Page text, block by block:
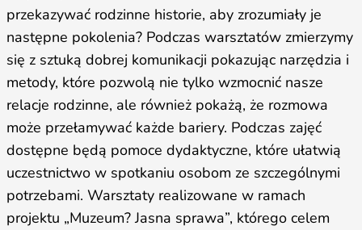
przekazywać rodzinne historie, aby zrozumiały je
następne pokolenia? Podczas warsztatów zmierzymy
się z sztuką dobrej komunikacji pokazując narzędzia i
metody, które pozwolą nie tylko wzmocnić nasze
relacje rodzinne, ale również pokażą, że rozmowa
może przełamywać każde bariery. Podczas zajęć
dostępne będą pomoce dydaktyczne, które ułatwią
uczestnictwo w spotkaniu osobom ze szczególnymi
potrzebami. Warsztaty realizowane w ramach
projektu „Muzeum? Jasna sprawa”, którego celem